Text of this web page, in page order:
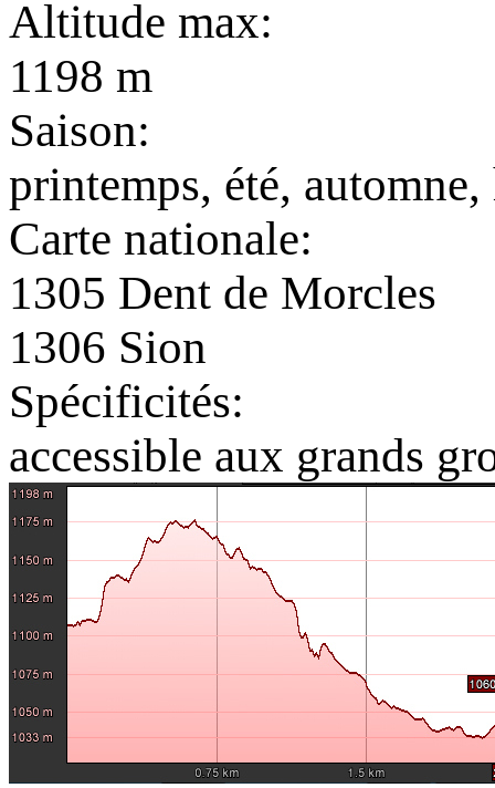
Altitude max:
1198 m
Saison:
printemps, été,
Carte nationale:
1305 Dent de Morcles
1306 Sion
Spécificités:
accessible aux grands